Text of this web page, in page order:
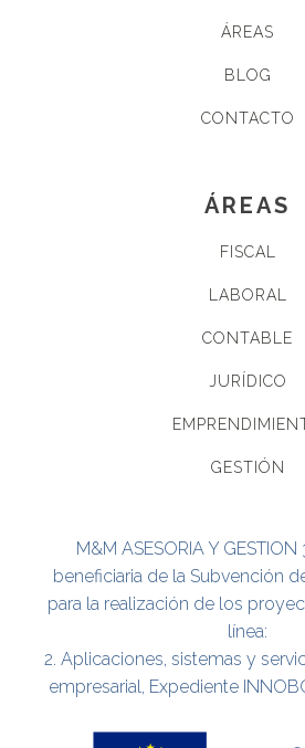
ÁREAS
BLOG
CONTACTO
ÁREAS
FISCAL
LABORAL
CONTABLE
JURÍDICO
GESTIÓN
M&M ASESORIA Y
beneficiaria de la Subvención
para la realización de los
línea:
2. Aplicaciones, sistemas y
empresarial, Expediente